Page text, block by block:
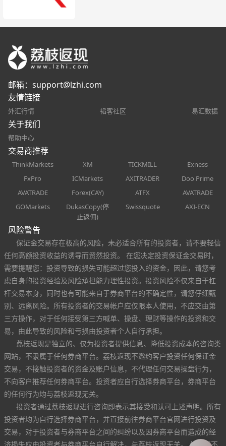
邮箱： support@lzhi.com
友情链接
外汇行情 韬客社区 易汇数据
关于我们
帮助中心
交易商推荐
ThinkMarkets XM TICKMILL
Exness
FxPro
ICMarkets AXITRADER
Doo Prime
AVATRADE
Forex(CAY) ATFX
AVATRADE
GOMarkets
DukasCopy(停
止返佣)
Swissquote AXI-ECN
风险警告
保证金交易存在极高的风险，未必适合所有的投资者，请不要轻信
任何高额投资收益的诱导而贸然投资。 在您决定投资保证金交易时，
需要提醒您：投资导致的损失可能超过您投入的资金，因此，请您考
虑自身的投资经验及风险承担能力理性投资。投资风险不仅来自于杠
杆交易本身，同时也有可能来自于券商平台的不确定性，请您仔细甄
别、远离风险。所有投资者的交易帐户应仅限本人使用，不应交由第
三方操作，对于任何接受第三方喊单、操盘、理财等操作的投资和交
易，由此导致的风险和亏损由投资者个人自行承担。
荔枝返现是独立的、仅为投资者提供信息、降低投资成本的咨询类
网站，不隶属于任何券商平台。荔枝返现不邀约客户投资任何保证金
交易，不接触投资者的资金及账户信息，不代理任何交易操盘行为，
不向客户推荐任何券商平台。投资者应自行选择券商平台，券商平台
的任何行为均与荔枝返现无关。
投资者通过荔枝返现进行咨询即表示其接受和认可上述声明。所有
投资者均为自行选择券商平台，并直接前往券商平台官网进行投资及
交易，对于投资者与券商平台之间的纠纷以及因券商平台而造成的经
济损失应由投资者与券商平台自行解决，与荔枝返现无关。 如果您不